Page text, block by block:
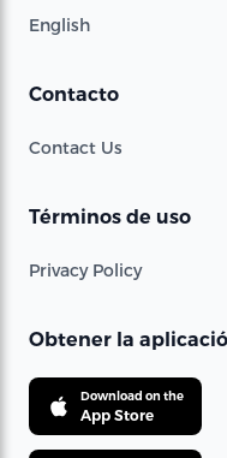
English
Contacto
Contact Us
Términos de uso
Privacy Policy
Obtener la
Download on the
App Store